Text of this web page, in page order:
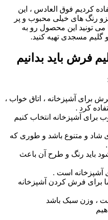
کردیم فوق العادس ، این
رنگ های خیلی محبوب و پر
و شما می تونید این محصول رو به
مسجدی تهیه کنید.
فرش باید بدانیم
برای آشپزخانه ، اتاق خواب ،
کرد .
برای آشپزخانه انتخاب کنیم
شاد و متنوع باشد و طوری که
باید رنگ و طرح آن باعث
آشپزخانه است .
برای فرش کردن آشپزخانه
، وزن سبک باشد